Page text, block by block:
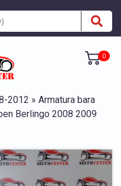
0
2012 » Armatura bara
Berlingo 2008 2009